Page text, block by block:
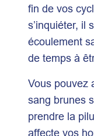
fin de vos
s’inquiéter, il
écoulement
de temps à
Vous pouvez
sang brunes
prendre la
affecte vos